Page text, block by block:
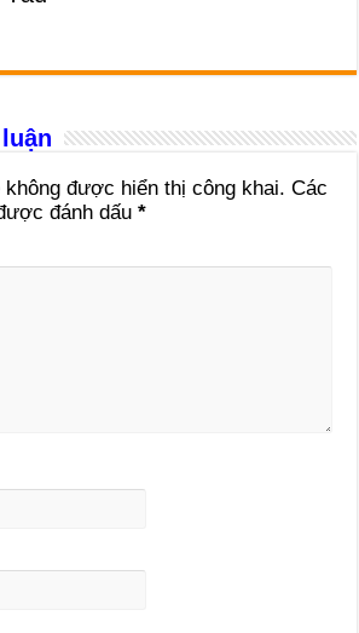
không được hiển thị công khai. Các
đánh dấu*